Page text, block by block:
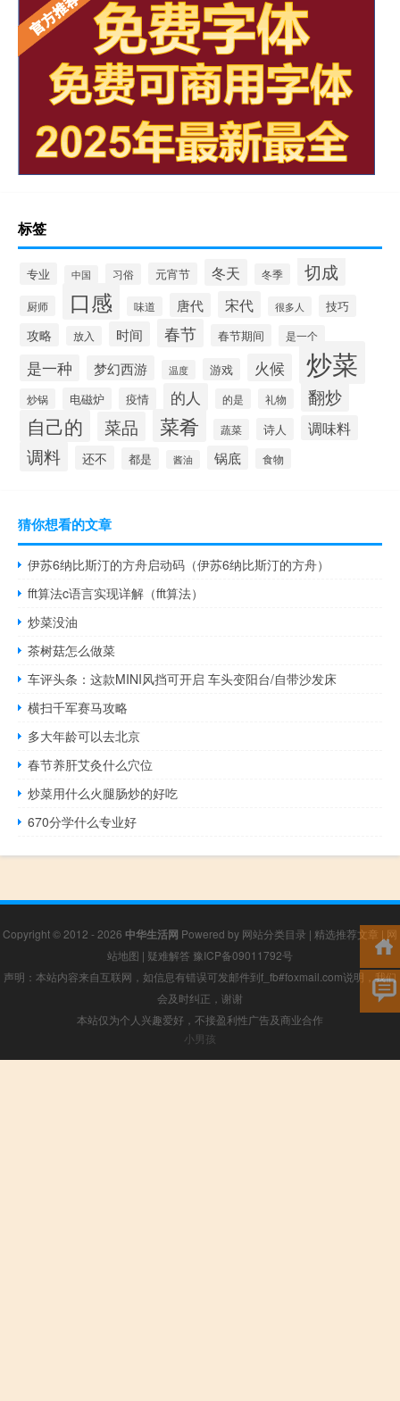
标签
专业 中国 习俗 元宵节 冬天 冬季 切成
厨师 口感 味道 唐代 宋代 很多人 技巧
攻略 放入 时间 春节 春节期间 是一个
是一种 梦幻西游 温度 游戏 火候 炒菜
炒锅 电磁炉 疫情 的人 的是 礼物 翻炒
自己的 菜品 菜肴 蔬菜 诗人 调味料
调料 还不 都是 酱油 锅底 食物
猜你想看的文章
伊苏6纳比斯汀的方舟启动码（伊苏6纳比斯汀的方舟）
fft算法c语言实现详解（fft算法）
炒菜没油
茶树菇怎么做菜
车评头条：这款MINI风挡可开启 车头变阳台/自带沙发床
横扫千军赛马攻略
多大年龄可以去北京
春节养肝艾灸什么穴位
炒菜用什么火腿肠炒的好吃
670分学什么专业好
Copyright © 2012 - 2026 中华生活网 Powered by 网站分类目录 | 精选推荐文章 | 网
站地图 | 疑难解答 豫ICP备09011792号
声明：本站内容来自互联网，如信息有错误可发邮件到f_fb#foxmail.com说明，我们
会及时纠正，谢谢
本站仅为个人兴趣爱好，不接盈利性广告及商业合作
小男孩